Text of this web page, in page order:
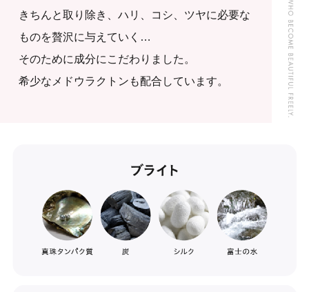
きちんと取り除き、ハリ、コシ、ツヤに必要な
ものを贅沢に与えていく…
そのために成分にこだわりました。
希少なメドウラクトンも配合しています。